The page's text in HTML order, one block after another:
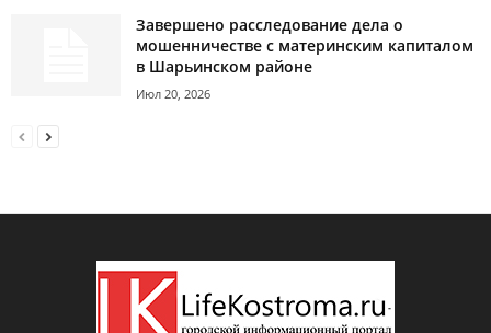
Завершено расследование дела о
мошенничестве с материнским капиталом
в Шарьинском районе
Июл 20, 2026